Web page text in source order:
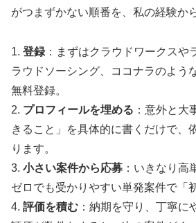
がつまずかない順番を、私の経験か
1. 登録 ：まずはクラウドワークスや
ラウドソーシング、ココナラのよう
無料登録。
2. プロフィールを埋める ：意外と大
きること」を具体的に書くだけで、
ります。
3. 小さい案件から応募 ：いきなり高
ゼロでも受かりやすい単発案件で「
4. 評価を積む ：納期を守り、丁寧に